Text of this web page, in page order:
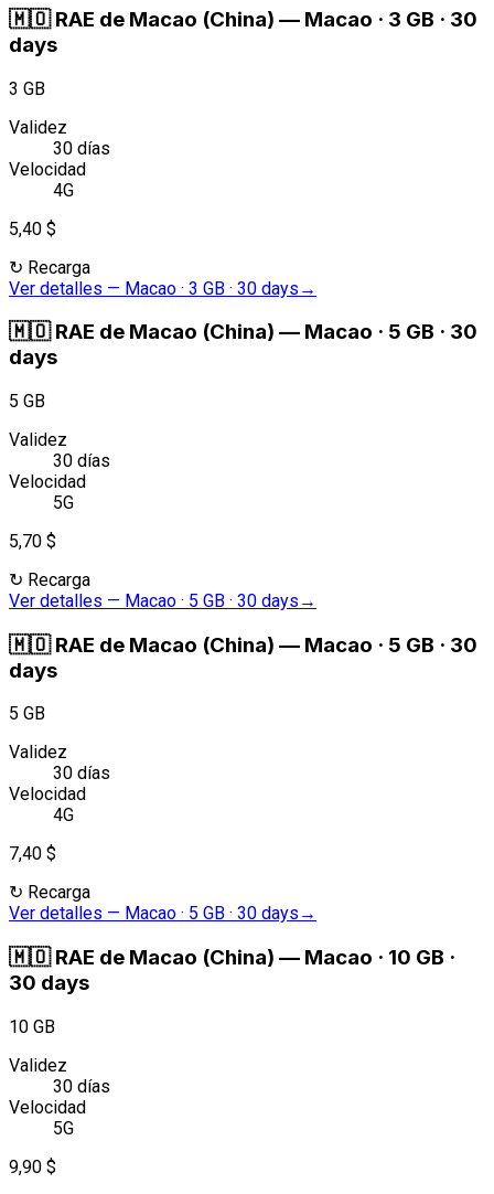
🇲🇴 RAE de Macao (China) — Macao · 3 GB · 30
days
3 GB
Validez
30 días
Velocidad
4G
5,40 $
↻ Recarga
Ver detalles — Macao · 3 GB · 30 days →
🇲🇴 RAE de Macao (China) — Macao · 5 GB · 30
days
5 GB
Validez
30 días
Velocidad
5G
5,70 $
↻ Recarga
Ver detalles — Macao · 5 GB · 30 days →
🇲🇴 RAE de Macao (China) — Macao · 5 GB · 30
days
5 GB
Validez
30 días
Velocidad
4G
7,40 $
↻ Recarga
Ver detalles — Macao · 5 GB · 30 days →
🇲🇴 RAE de Macao (China) — Macao · 10 GB ·
30 days
10 GB
Validez
30 días
Velocidad
5G
9,90 $